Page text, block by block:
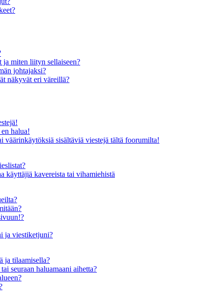
ja miten liityn sellaiseen?
johtajaksi?
näkyvät eri väreillä?
halua!
väärinkäytöksiä sisältäviä viestejä tältä foorumilta!
käyttäjiä kavereista tai vihamiehistä
ja viestiketjuni?
ja tilaamisella?
seuraan haluamaani aihetta?